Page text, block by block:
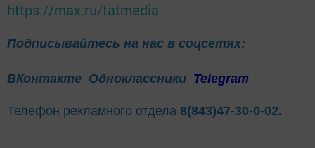
https://max.ru/tatmedia
Подписывайтесь на нас в соцсетях:
ВКонтакте Одноклассники Telegram
Телефон рекламного отдела 8(843)47-30-0-02.